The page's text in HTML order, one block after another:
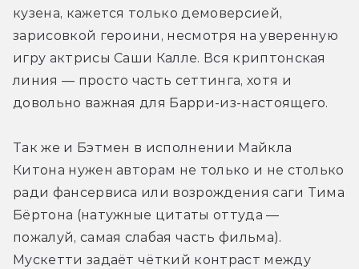
кузена, кажется только демоверсией,
зарисовкой героини, несмотря на уверенную
игру актрисы Саши Калле. Вся криптонская
линия — просто часть сеттинга, хотя и
довольно важная для Барри-из-настоящего.
Так же и Бэтмен в исполнении Майкла
Китона нужен авторам не только и не столько
ради фансервиса или возрождения саги Тима
Бёртона (натужные цитаты оттуда —
пожалуй, самая слабая часть фильма).
Мускетти задаёт чёткий контраст между